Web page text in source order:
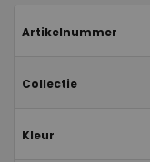
Artikelnummer
Collectie
Kleur